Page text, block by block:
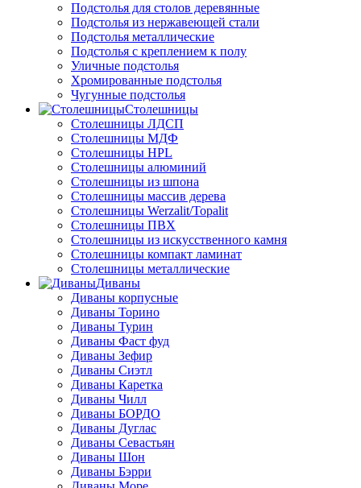
Подстолья для столов деревянные
Подстолья из нержавеющей стали
Подстолья металлические
Подстолья с креплением к полу
Уличные подстолья
Хромированные подстолья
Чугунные подстолья
Столешницы
Столешницы ЛДСП
Столешницы МДФ
Столешницы HPL
Столешницы алюминий
Столешницы из шпона
Столешницы массив дерева
Столешницы Werzalit/Topalit
Столешницы ПВХ
Столешницы из искусственного камня
Столешницы компакт ламинат
Столешницы металлические
Диваны
Диваны корпусные
Диваны Торино
Диваны Турин
Диваны Фаст фуд
Диваны Зефир
Диваны Сиэтл
Диваны Каретка
Диваны Чилл
Диваны БОРДО
Диваны Дуглас
Диваны Севастьян
Диваны Шон
Диваны Бэрри